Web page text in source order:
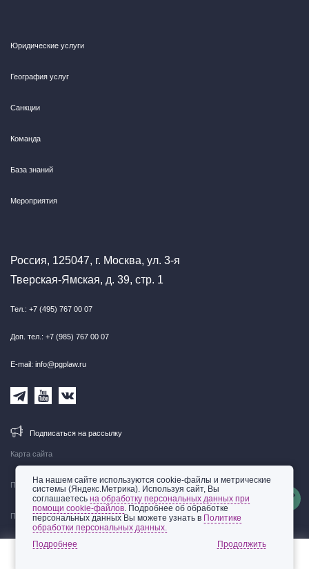
Карта сайта
Правовая информация
Политика обработки персональных данных
Юридические услуги
География услуг
Санкции
Команда
База знаний
Мероприятия
Россия, 125047, г. Москва, ул. 3-я
Тверская-Ямская, д. 39, стр. 1
Тел.: +7 (495) 767 00 07
Доп. тел.: +7 (985) 767 00 07
E-mail: info@pgplaw.ru
Подписаться на рассылку
© 2002-2026 ООО «Пепеляев Групп»
На нашем сайте используются cookie-файлы и метрические
системы (Яндекс.Метрика). Используя сайт, Вы
соглашаетесьна обработку персональных данных при
помощи cookie-файлов. Подробнее об обработке
персональных данных Вы можете узнать в Политике
обработки персональных данных.
Подробнее